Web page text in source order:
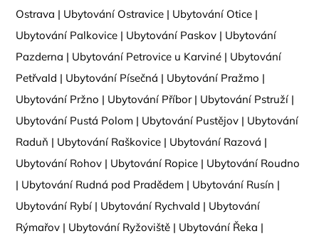
Ostrava | Ubytování Ostravice | Ubytování Otice |
Ubytování Palkovice | Ubytování Paskov | Ubytování
Pazderna | Ubytování Petrovice u Karviné | Ubytování
Petřvald | Ubytování Písečná | Ubytování Pražmo |
Ubytování Pržno | Ubytování Příbor| Ubytování Pstruží |
Ubytování Pustá Polom | Ubytování Pustějov | Ubytování
Raduň | Ubytování Raškovice | Ubytování Razová |
Ubytování Rohov | Ubytování Ropice | Ubytování Roudno
| Ubytování Rudná pod Pradědem | Ubytování Rusín |
Ubytování Rybí | Ubytování Rychvald | Ubytování
Rýmařov | Ubytování Ryžoviště | Ubytování Řeka |